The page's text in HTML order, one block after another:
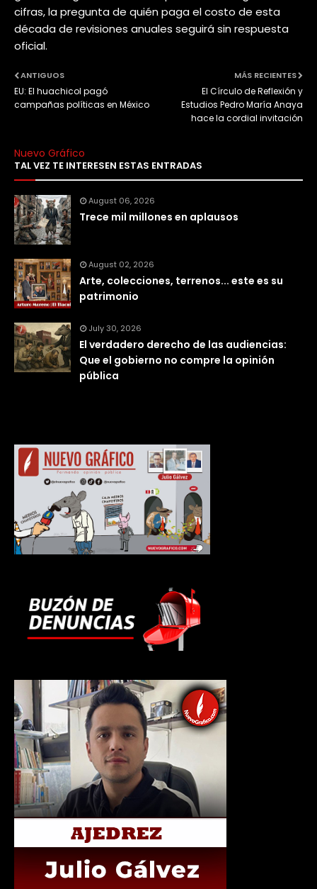
cifras, la pregunta de quién paga el costo de esta
década de revisiones anuales seguirá sin respuesta
oficial.
MÁS RECIENTES
El Círculo de Reflexión y
Estudios Pedro María Anaya
hace la cordial invitación
ANTIGUOS
EU: El huachicol pagó
campañas políticas en México
Nuevo Gráfico
TAL VEZ TE INTERESEN ESTAS ENTRADAS
August 06, 2026
Trece mil millones en aplausos
August 02, 2026
Arte, colecciones, terrenos... este es su
patrimonio
July 30, 2026
El verdadero derecho de las audiencias:
Que el gobierno no compre la opinión
pública